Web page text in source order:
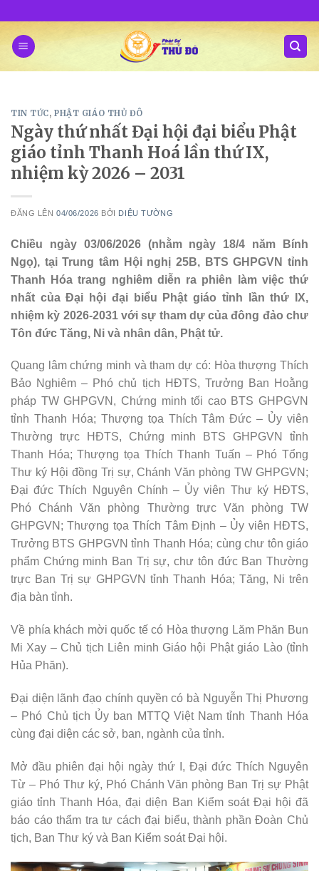
content
TIN TỨC,PHẬT GIÁO THỦ ĐÔ
Ngày thứ nhất Đại hội đại biểu Phật
giáo tỉnh Thanh Hoá lần thứ IX,
nhiệm kỳ 2026 – 2031
ĐĂNG LÊN04/06/2026 BỞI DIỆU TƯỜNG
Chiều ngày 03/06/2026 (nhằm ngày 18/4 năm Bính
Ngọ), tại Trung tâm Hội nghị 25B, BTS GHPGVN tỉnh
Thanh Hóa trang nghiêm diễn ra phiên làm việc thứ
nhất của Đại hội đại biểu Phật giáo tỉnh lần thứ IX,
nhiệm kỳ 2026-2031 với sự tham dự của đông đảo chư
Tôn đức Tăng, Ni và nhân dân, Phật tử.
Quang lâm chứng minh và tham dự có: Hòa thượng Thích
Bảo Nghiêm – Phó chủ tịch HĐTS, Trưởng Ban Hoằng
pháp TW GHPGVN, Chứng minh tối cao BTS GHPGVN
tỉnh Thanh Hóa; Thượng tọa Thích Tâm Đức – Ủy viên
Thường trực HĐTS, Chứng minh BTS GHPGVN tỉnh
Thanh Hóa; Thượng tọa Thích Thanh Tuấn – Phó Tổng
Thư ký Hội đồng Trị sự, Chánh Văn phòng TW GHPGVN;
Đại đức Thích Nguyên Chính – Ủy viên Thư ký HĐTS,
Phó Chánh Văn phòng Thường trực Văn phòng TW
GHPGVN; Thượng tọa Thích Tâm Định – Ủy viên HĐTS,
Trưởng BTS GHPGVN tỉnh Thanh Hóa; cùng chư tôn giáo
phẩm Chứng minh Ban Trị sự, chư tôn đức Ban Thường
trực Ban Trị sự GHPGVN tỉnh Thanh Hóa; Tăng, Ni trên
địa bàn tỉnh.
Về phía khách mời quốc tế có Hòa thượng Lăm Phăn Bun
Mi Xay – Chủ tịch Liên minh Giáo hội Phật giáo Lào (tỉnh
Hủa Phăn).
Đại diện lãnh đạo chính quyền có bà Nguyễn Thị Phương
– Phó Chủ tịch Ủy ban MTTQ Việt Nam tỉnh Thanh Hóa
cùng đại diện các sở, ban, ngành của tỉnh.
Mở đầu phiên đại hội ngày thứ I, Đại đức Thích Nguyên
Từ – Phó Thư ký, Phó Chánh Văn phòng Ban Trị sự Phật
giáo tỉnh Thanh Hóa,đại diện Ban Kiểm soát Đại hội đã
báo cáo thẩm tra tư cách đại biểu, thành phần Đoàn Chủ
tịch, Ban Thư ký và Ban Kiểm soát Đại hội.